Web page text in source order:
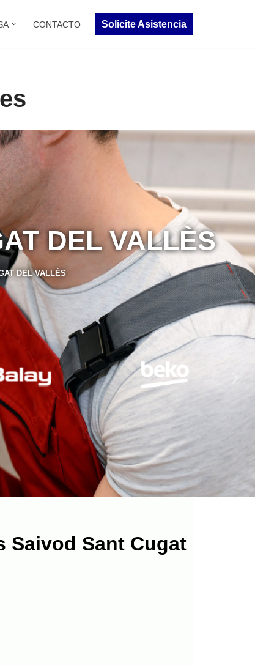
CONTACTO Solicite Asistencia
DEL VALLÈS
DEL VALLÈS
Saivod Sant Cugat